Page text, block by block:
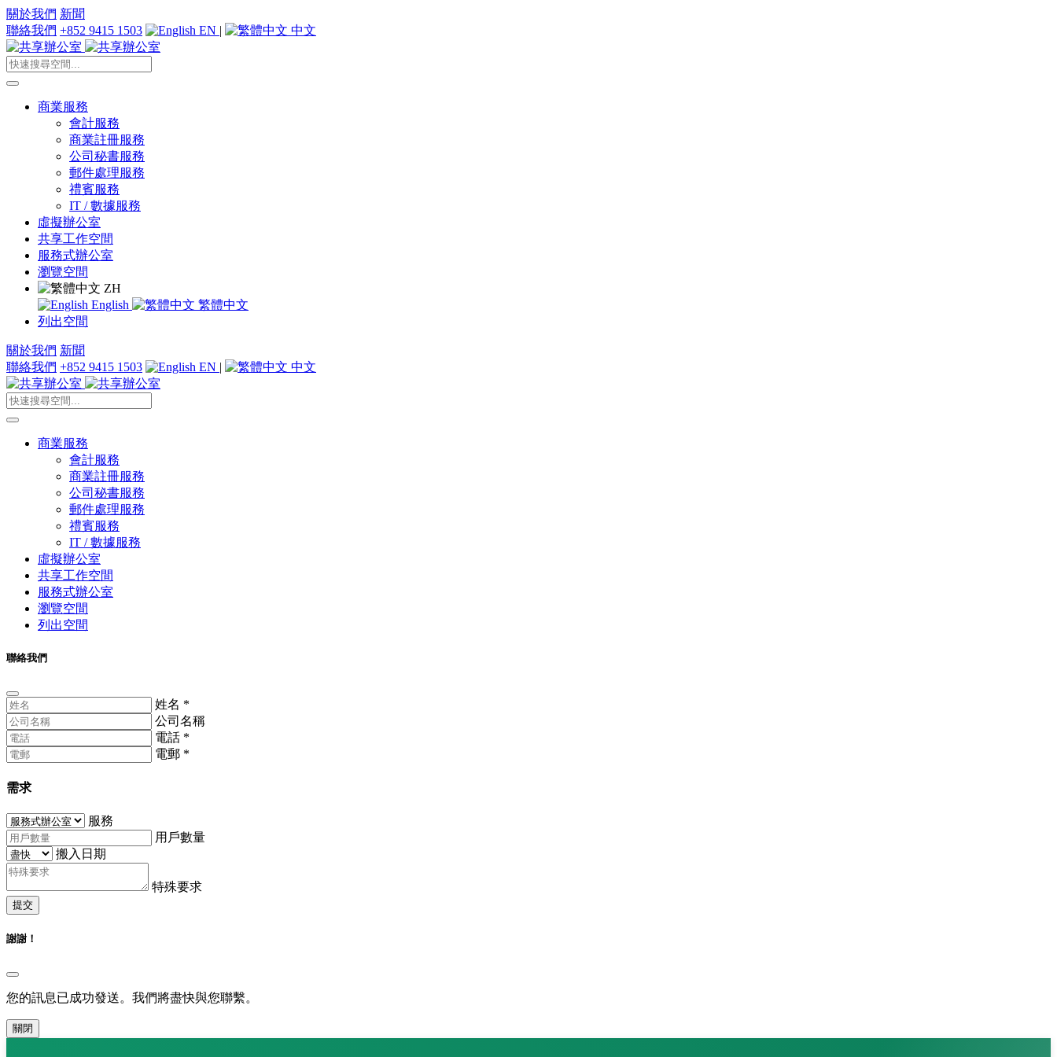
關於我們 新聞
聯絡我們 +852 9415 1503 EN | 中文
商業服務
會計服務
商業註冊服務
公司秘書服務
郵件處理服務
禮賓服務
IT / 數據服務
虛擬辦公室
共享工作空間
服務式辦公室
瀏覽空間
ZH
English
繁體中文
列出空間
關於我們 新聞
聯絡我們 +852 9415 1503 EN | 中文
商業服務
會計服務
商業註冊服務
公司秘書服務
郵件處理服務
禮賓服務
IT / 數據服務
虛擬辦公室
共享工作空間
服務式辦公室
瀏覽空間
列出空間
聯絡我們
姓名 *
公司名稱
電話 *
電郵 *
需求
服務
用戶數量
搬入日期
特殊要求
提交
謝謝！
您的訊息已成功發送。我們將盡快與您聯繫。
關閉